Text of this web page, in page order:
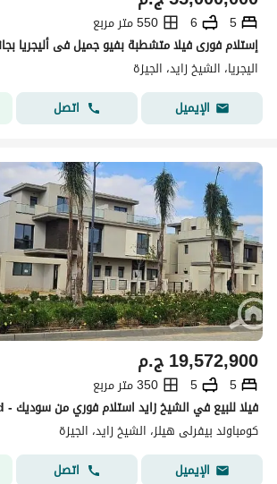
5
6
550 متر مربع
اليجريا، الشيخ زايد، الجيزة
الإيميل
اتصل
ج.م19,572,900
5
5
350 متر مربع
كومباوند بيفرلى هيلز، الشيخ زايد، الجيزة
الإيميل
اتصل